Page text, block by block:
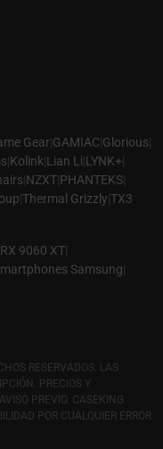
Gear|GAMIAC|Glorious|
|Kolink|Lian Li|LYNK+|
|NZXT|PHANTEKS|
|Thermal Grizzly|TX3
9060 XT|
Samsung|
RESERVADOS. LAS
PRECIOS Y
PREVIO. CASEKING
POR CUALQUIER ERROR